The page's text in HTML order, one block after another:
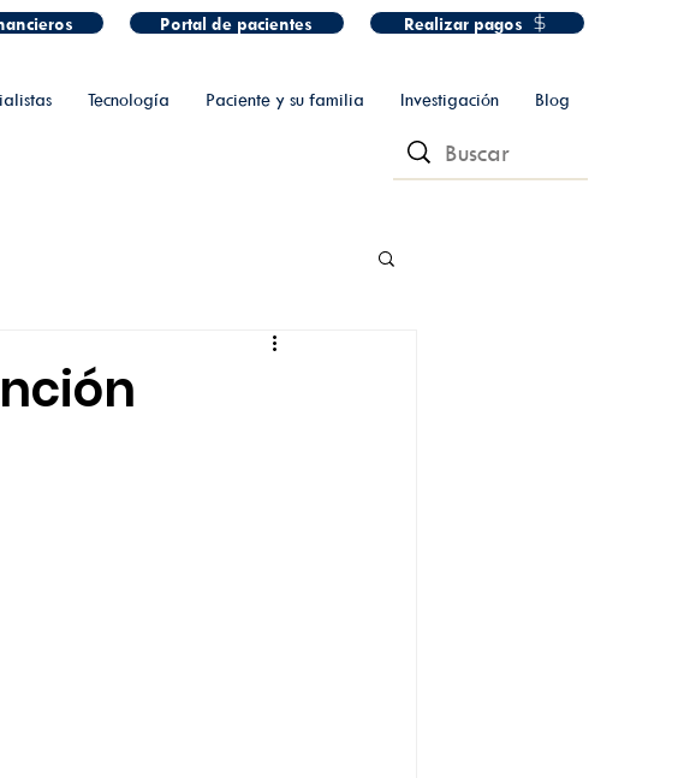
Portal de pacientes Realizar pagos
Tecnología Paciente y su familia Investigación Blog